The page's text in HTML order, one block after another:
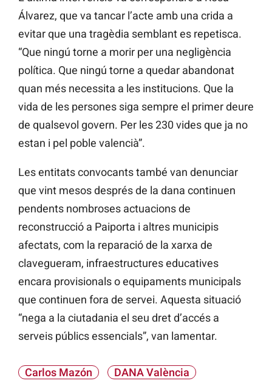
Álvarez, que va tancar l’acte amb una crida a
evitar que una tragèdia semblant es repetisca.
“Que ningú torne a morir per una negligència
política. Que ningú torne a quedar abandonat
quan més necessita a les institucions. Que la
vida de les persones siga sempre el primer deure
de qualsevol govern. Per les 230 vides que ja no
estan i pel poble valencià”.
Les entitats convocants també van denunciar
que vint mesos després de la dana continuen
pendents nombroses actuacions de
reconstrucció a Paiporta i altres municipis
afectats, com la reparació de la xarxa de
clavegueram, infraestructures educatives
encara provisionals o equipaments municipals
que continuen fora de servei. Aquesta situació
“nega a la ciutadania el seu dret d’accés a
serveis públics essencials”, van lamentar.
Carlos Mazón DANA València